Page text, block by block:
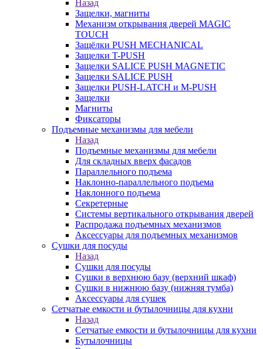
Назад
Защелки, магниты
Механизм открывания дверей MAGIC
TOUCH
Защёлки PUSH MECHANICAL
Защелки T-PUSH
Защелки SALICE PUSH MAGNETIC
Защелки SALICE PUSH
Защелки PUSH-LATCH и M-PUSH
Защелки
Магниты
Фиксаторы
Подъемные механизмы для мебели
Назад
Подъемные механизмы для мебели
Для складных вверх фасадов
Параллельного подъема
Наклонно-параллельного подъема
Наклонного подъема
Секретерные
Системы вертикального открывания дверей
Распродажа подъемных механизмов
Аксессуары для подъемных механизмов
Сушки для посуды
Назад
Сушки для посуды
Сушки в верхнюю базу (верхний шкаф)
Сушки в нижнюю базу (нижняя тумба)
Аксессуары для сушек
Сетчатые емкости и бутылочницы для кухни
Назад
Сетчатые емкости и бутылочницы для кухни
Бутылочницы